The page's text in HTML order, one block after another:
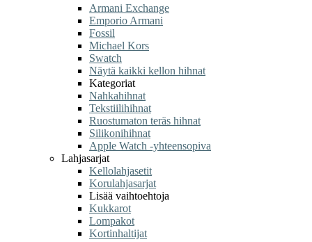
Armani Exchange
Emporio Armani
Fossil
Michael Kors
Swatch
Näytä kaikki kellon hihnat
Kategoriat
Nahkahihnat
Tekstiilihihnat
Ruostumaton teräs hihnat
Silikonihihnat
Apple Watch -yhteensopiva
Lahjasarjat
Kellolahjasetit
Korulahjasarjat
Lisää vaihtoehtoja
Kukkarot
Lompakot
Kortinhaltijat